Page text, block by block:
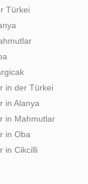
Türkei
in der Türkei
in Alanya
in Mahmutlar
in Oba
in Cikcilli